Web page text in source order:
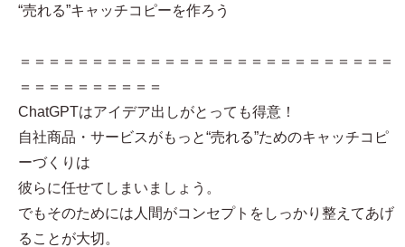
“売れる”キャッチコピーを作ろう
＝＝＝＝＝＝＝＝＝＝＝＝＝＝＝＝＝＝＝＝＝＝＝＝＝＝
＝＝＝＝＝＝＝＝＝＝
ChatGPTはアイデア出しがとっても得意！
自社商品・サービスがもっと“売れる”ためのキャッチコピ
ーづくりは
彼らに任せてしまいましょう。
でもそのためには人間がコンセプトをしっかり整えてあげ
ることが大切。